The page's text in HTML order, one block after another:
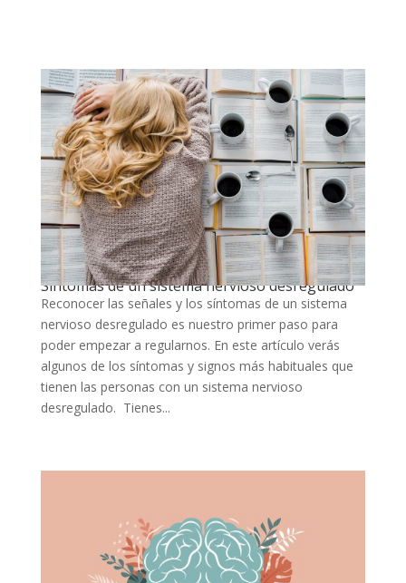
Síntomas de un sistema nervioso desregulado
Reconocer las señales y los síntomas de un sistema
nervioso desregulado es nuestro primer paso para
poder empezar a regularnos. En este artículo verás
algunos de los síntomas y signos más habituales que
tienen las personas con un sistema nervioso
desregulado. Tienes...